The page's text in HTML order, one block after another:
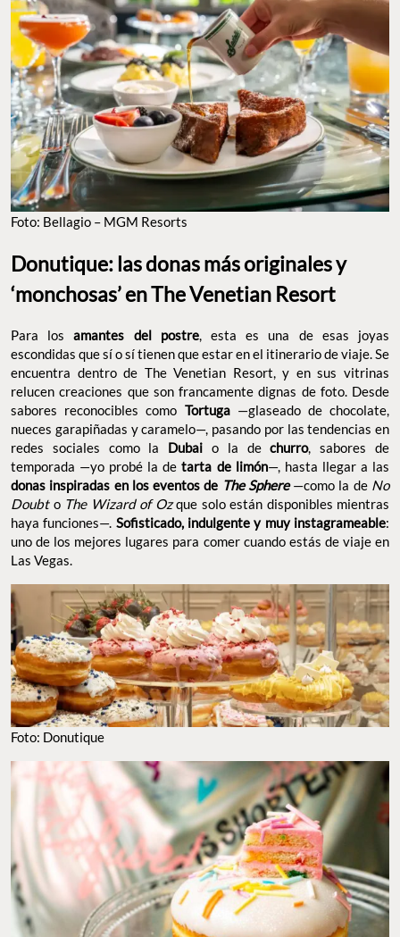
FOTO: BELLAGIO – MGM RESORTS
Donutique: las donas más originales y
‘monchosas’ en The Venetian Resort
Para losamantes del postre , esta es una de esas joyas
escondidas que sí o sí tienen que estar en el itinerario de viaje. Se
encuentra dentro de The Venetian Resort, y en sus vitrinas
sabores reconocibles comoTortuga—glaseado de chocolate,
nueces garapiñadas y caramelo—, pasando por las tendencias en
redes sociales como laDubaio la dechurro, sabores de
temporada —yo probé la detarta de limón—, hasta llegar a las
donas inspiradas en los eventos deThe Sphere—como la deNo
DoubtoThe Wizard of Ozque solo están disponibles mientras
haya funciones—.Sofisticado, indulgente y muy
instagrameable : uno de los mejores lugares para comer cuando
estás de viaje en Las Vegas.
FOTO: DONUTIQUE
DONA DE PASTEL DE CUMPLEAÑOS. DONUTIQUE. FOTO: THE VENETIAN LAS VEGAS